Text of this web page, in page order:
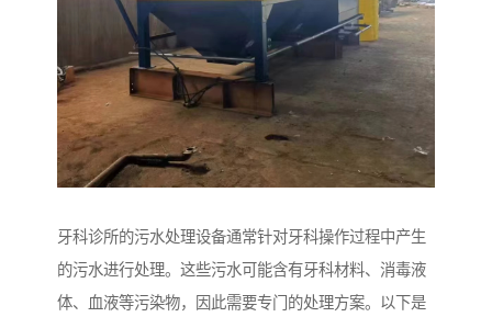
牙科诊所的污水处理设备通常针对牙科操作过程中产生
的污水进行处理。这些污水可能含有牙科材料、消毒液
体、血液等污染物，因此需要专门的处理方案。以下是